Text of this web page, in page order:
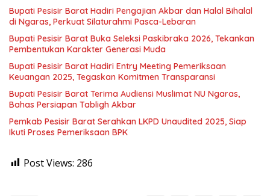
Bupati Pesisir Barat Hadiri Pengajian Akbar dan Halal Bihalal
di Ngaras, Perkuat Silaturahmi Pasca-Lebaran
Bupati Pesisir Barat Buka Seleksi Paskibraka 2026, Tekankan
Pembentukan Karakter Generasi Muda
Bupati Pesisir Barat Hadiri Entry Meeting Pemeriksaan
Keuangan 2025, Tegaskan Komitmen Transparansi
Bupati Pesisir Barat Terima Audiensi Muslimat NU Ngaras,
Bahas Persiapan Tabligh Akbar
Pemkab Pesisir Barat Serahkan LKPD Unaudited 2025, Siap
Ikuti Proses Pemeriksaan BPK
Post Views: 286